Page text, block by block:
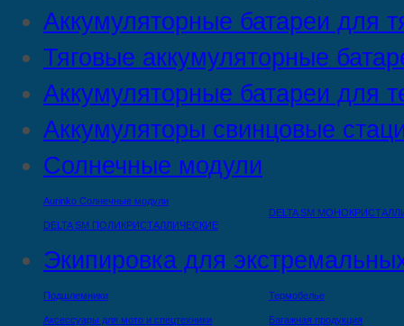
Аккумуляторные батареи для
Тяговые аккумуляторные
Аккумуляторные батареи для
Аккумуляторы свинцовые
Солнечные модули
Aurinko Солнечные модули
DELTA SM ПОЛИКРИСТАЛЛИЧЕСКИЕ
DELTA SM
Экипировка для
Подшлемники
Аксессуары для мото и спецтехники
Термобелье
Багажная продукция